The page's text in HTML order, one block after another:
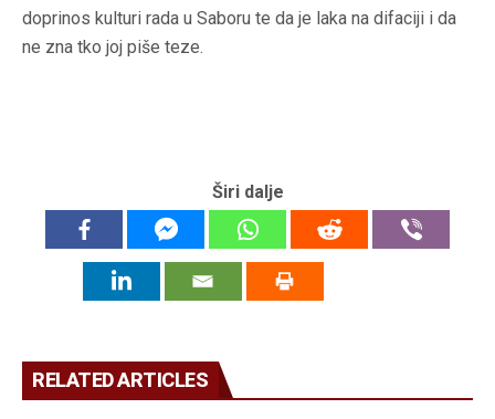
doprinos kulturi rada u Saboru te da je laka na difaciji i da
ne zna tko joj piše teze.
Širi dalje
RELATED ARTICLES